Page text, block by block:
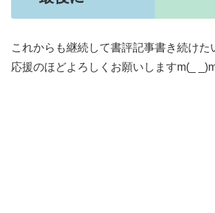
これからも継続して書評記事書き続けた
応援のほどよろしくお願いしますm(_